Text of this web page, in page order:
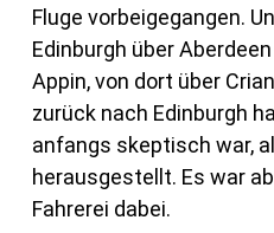
Fluge vorbeigegangen.
Edinburgh über
Appin, von dort über
zurück nach Edinburgh
anfangs skeptisch war,
herausgestellt. Es war
Fahrerei dabei.